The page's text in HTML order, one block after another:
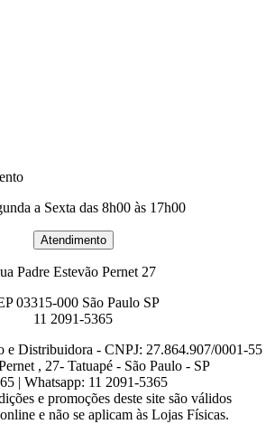
a Sexta das 8h00 às 17h00
Padre Estevão Pernet 27
03315-000 São Paulo SP
11 2091-5365
e Distribuidora - CNPJ: 27.864.907/0001-55
, 27- Tatuapé - São Paulo - SP
| Whatsapp: 11 2091-5365
e promoções deste site são válidos
e não se aplicam às Lojas Físicas.